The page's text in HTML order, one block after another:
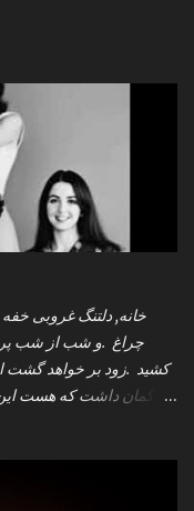
چراغ .و شب از شب پر
کشید .زود بر خواهد گشت
که گمان داشت که هست